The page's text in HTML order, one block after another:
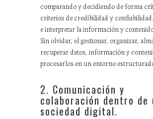
comparando y decidiendo de forma
criterios de credibilidad y
e interpretar la información y
Sin olvidar, el gestionar, organizar,
recuperar datos, información y
procesarlos en un entorno
2. Comunicación y
colaboración dentro de
sociedad digital.